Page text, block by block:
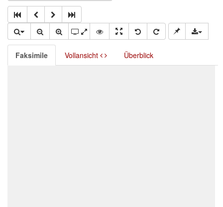
Faksimile Vollansicht Überblick